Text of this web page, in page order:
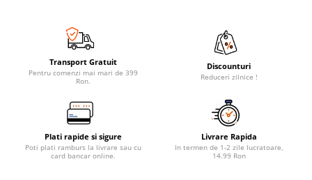
Transport Gratuit
Pentru comenzi mai mari de 399
Ron.
Discounturi
Reduceri zilnice !
Plati rapide si sigure
Poti plati ramburs la livrare sau cu
card bancar online.
Livrare Rapida
In termen de 1-2 zile lucratoare,
14.99 Ron